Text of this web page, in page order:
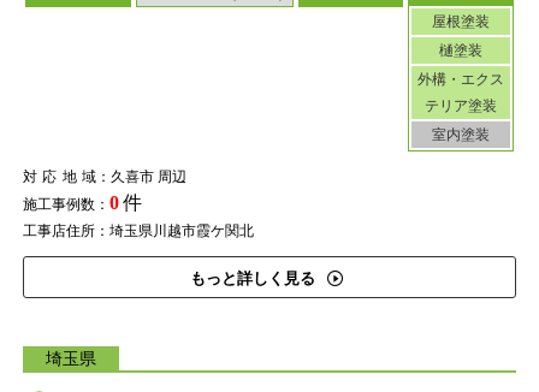
屋根塗装
樋塗装
外構・エクス
テリア塗装
室内塗装
対応地域：久喜市 周辺
施工事例数： 0件
工事店住所：埼玉県川越市霞ケ関北
もっと詳しく見る
埼玉県